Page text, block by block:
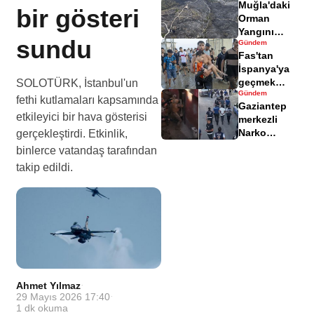
bir gösteri
sundu
SOLOTÜRK, İstanbul'un
fethi kutlamaları kapsamında
etkileyici bir hava gösterisi
gerçekleştirdi. Etkinlik,
binlerce vatandaş tarafından
takip edildi.
Ahmet Yılmaz·
29 Mayıs 2026 17:40 ·
1 dk okuma
yaralandı
Muğla'daki
Orman
Yangını
Sonrası
Zarar Gören
Alanlar
Havadisinde
Gündem
Fas'tan
İspanya'ya
geçmek
isteyen
göçmenler
geri döndü
Gündem
Gaziantep
merkezli
Narko